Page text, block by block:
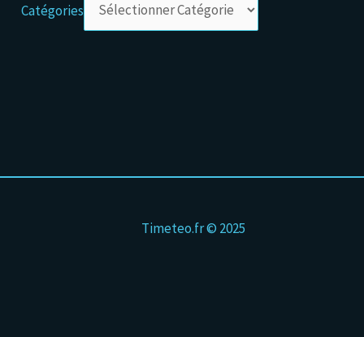
Catégories
Timeteo.fr © 2025